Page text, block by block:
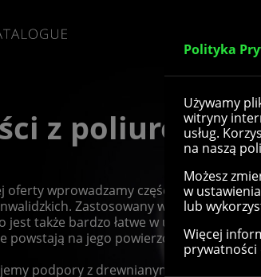
z poliuretanu
oferty wprowadzamy części z mocnego
Zastosowany w nich materiał
jest także bardzo łatwe w utrzymaniu
powstają na jego powierzchni plamy.
podpory z drewnianym wkładem o
Polityka
Używamy
witryny
usług.
na naszą
Możesz
w
lub
Więcej
prywatności